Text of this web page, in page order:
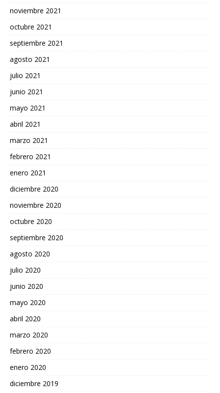
noviembre 2021
octubre 2021
septiembre 2021
agosto 2021
julio 2021
junio 2021
mayo 2021
abril 2021
marzo 2021
febrero 2021
enero 2021
diciembre 2020
noviembre 2020
octubre 2020
septiembre 2020
agosto 2020
julio 2020
junio 2020
mayo 2020
abril 2020
marzo 2020
febrero 2020
enero 2020
diciembre 2019